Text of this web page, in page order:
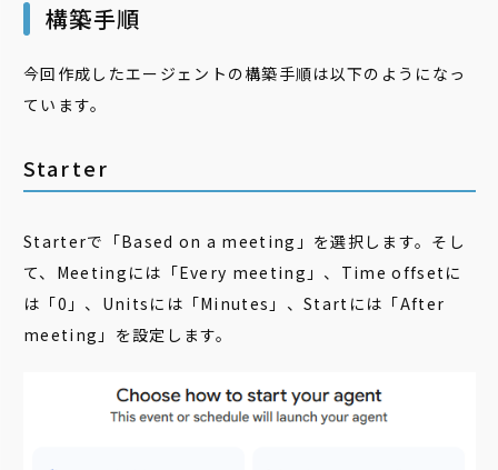
構築手順
今回作成したエージェントの構築手順は以下のようになっ
ています。
Starter
Starterで「Based on a meeting 」を選択します。そし
て、Meetingには「Every meeting」、Time offsetに
は「0」、Unitsには「Minutes」、Startには「After
meeting」を設定します。